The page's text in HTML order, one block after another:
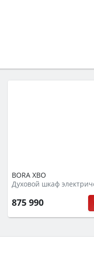
BORA XBO
875 990